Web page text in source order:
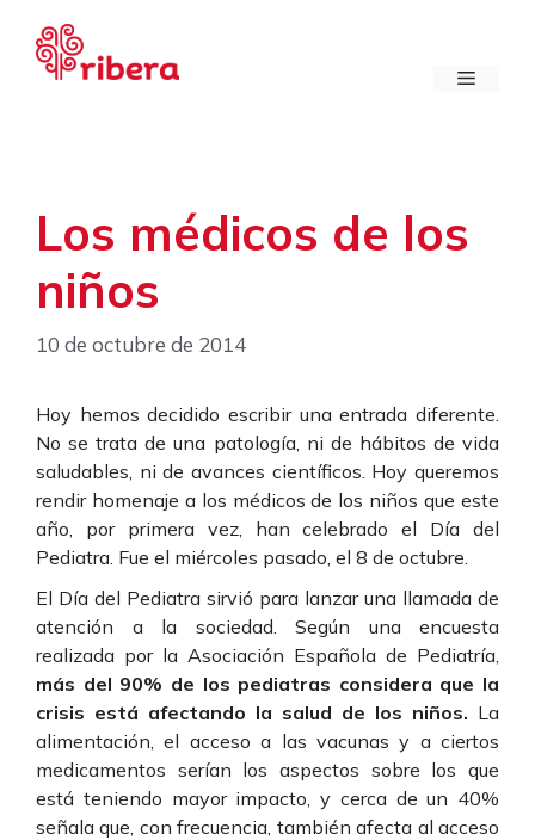
contenido
Menú
Los médicos de los
niños
10 de octubre de 2014
Hoy hemos decidido escribir una entrada diferente.
No se trata de una patología, ni de hábitos de vida
saludables, ni de avances científicos. Hoy queremos
rendir homenaje a los médicos de los niños que este
año, por primera vez, han celebrado el Día del
Pediatra. Fue el miércoles pasado, el 8 de octubre.
El Día del Pediatra sirvió para lanzar una llamada de
atención a la sociedad. Según una encuesta
realizada por la Asociación Española de Pediatría,
más del 90% de los pediatras considera que la
crisis está afectando la salud de los niños. La
alimentación, el acceso a las vacunas y a ciertos
medicamentos serían los aspectos sobre los que
está teniendo mayor impacto, y cerca de un 40%
señala que, con frecuencia, también afecta al acceso